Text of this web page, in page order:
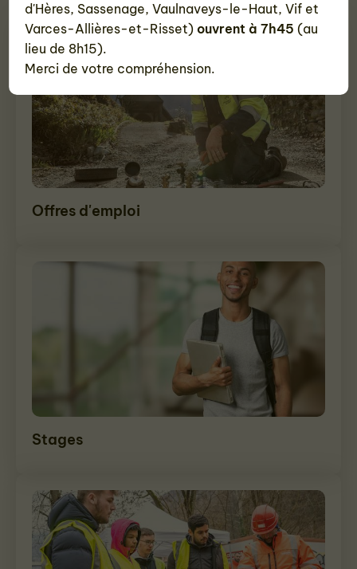
d'Hères, Sassenage, Vaulnaveys-le-Haut, Vif et
Varces-Allières-et-Risset) ouvrent à 7h45(au
lieu de 8h15).
Merci de votre compréhension.
Offres d'emploi
Stages